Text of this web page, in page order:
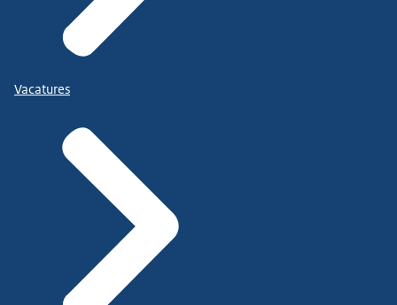
Vacatures